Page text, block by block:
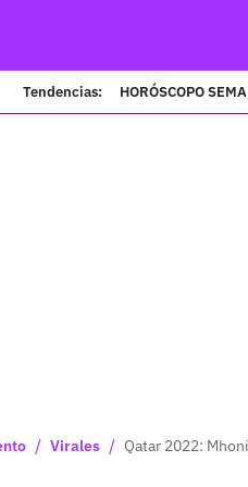
Tendencias: HORÓSCOPO
/ Virales / Qatar 2022: